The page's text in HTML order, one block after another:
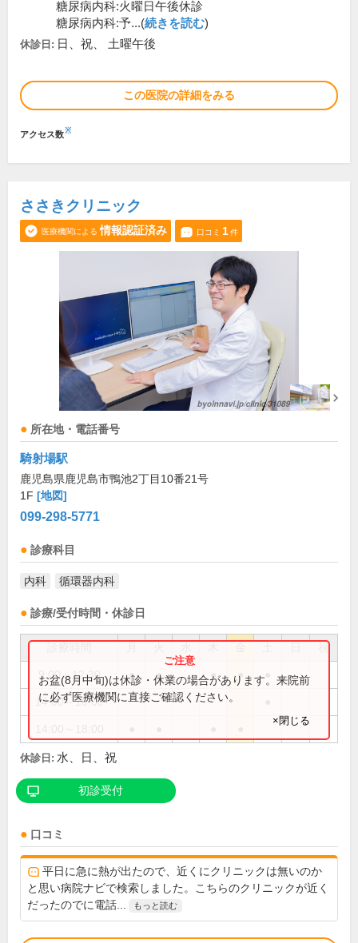
糖尿病内科:火曜日午後休診
糖尿病内科:予...(続きを読む)
休診日: 日、祝、 土曜午後
この医院の詳細をみる
アクセス数※
ささきクリニック
医療機関による 情報認証済み 口コミ 1件
所在地・電話番号
騎射場駅
鹿児島県鹿児島市鴨池2丁目10番21号
1F [地図]
099-298-5771
診療科目
内科 循環器内科
診療/受付時間・休診日
祝
9:00～12:30 ● ● ● ●
14:00～16:00
お盆(8月中旬)は休診・休業の場合があります。来院前
に必ず医療機関に直接ご確認ください。
×閉じる
休診日: 水、日、祝
初診受付
口コミ
平日に急に熱が出たので、近くにクリニックは無いのか
と思い病院ナビで検索しました。こちらのクリニックが近く
だったのでに電話...
もっと読む